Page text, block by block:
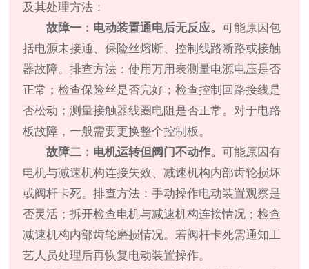
及其处理方法：
故障一：电动装置通电后无反应。
可能原因包
括电源未接通、保险丝熔断、控制线路断路或接触
器故障。排查方法：使用万用表测量电源电压是否
正常；检查保险丝是否完好；检查控制回路接线是
否松动；测量接触器线圈电阻是否正常。对于电路
板故障，一般需要更换整个控制板。
故障二：电机运转但阀门不动作。
可能原因有
电机与减速机构连接失效、减速机构内部齿轮损坏
或阀杆卡死。排查方法：手动操作电动装置观察是
否灵活；拆开检查电机与减速机构连接情况；检查
减速机构内部齿轮磨损情况。若阀杆卡死需通知工
艺人员处理后再恢复电动装置操作。